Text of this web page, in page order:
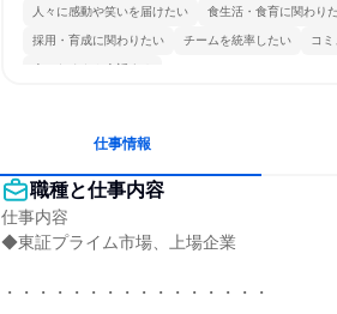
人々に感動や笑いを届けたい 食生活・食育に関わり
採用・育成に関わりたい チームを統率したい コ
人とたくさん会話する
仕事情報
職種と仕事内容
仕事内容
◆東証プライム市場、上場企業
・・・・・・・・・・・・・・・・